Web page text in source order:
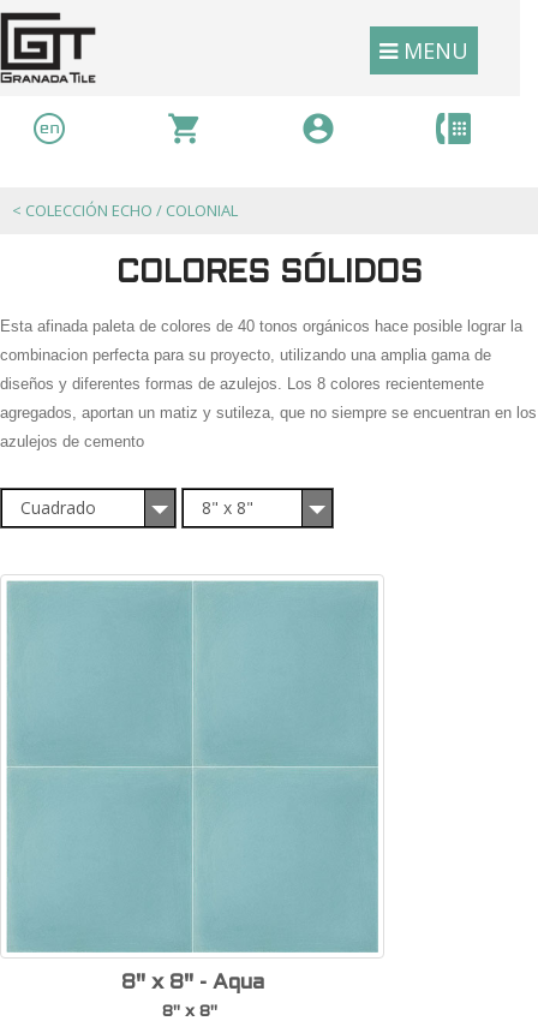
MENU
< COLECCIÓN ECHO / COLONIAL
COLORES SÓLIDOS
Esta afinada paleta de colores de 40 tonos orgánicos hace posible lograr la
combinacion perfecta para su proyecto, utilizando una amplia gama de
diseños y diferentes formas de azulejos. Los 8 colores recientemente
agregados, aportan un matiz y sutileza, que no siempre se encuentran en los
azulejos de cemento
Cuadrado 8" x 8"
8" x 8" - Aqua
8" x 8"